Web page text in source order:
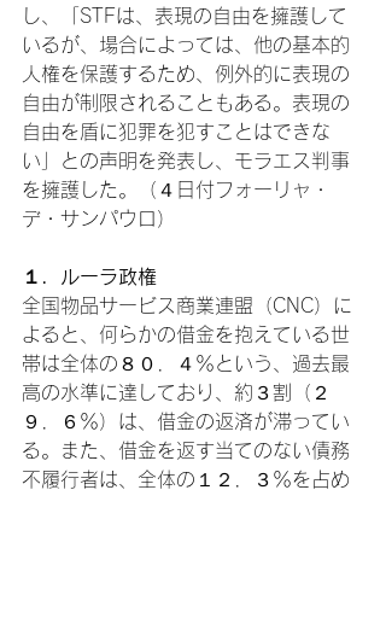
し、「STFは、表現の自由を擁護して
いるが、場合によっては、他の基本的
人権を保護するため、例外的に表現の
自由が制限されることもある。表現の
自由を盾に犯罪を犯すことはできな
い」との声明を発表し、モラエス判事
を擁護した。（４日付フォーリャ・
デ・サンパウロ）
１．ルーラ政権
全国物品サービス商業連盟（CNC）に
よると、何らかの借金を抱えている世
帯は全体の８０．４％という、過去最
高の水準に達しており、約３割（２
９．６％）は、借金の返済が滞ってい
る。また、借金を返す当てのない債務
不履行者は、全体の１２．３％を占め